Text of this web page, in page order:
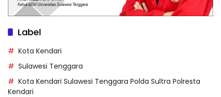
Label
Kota Kendari
Sulawesi Tenggara
Kota Kendari Sulawesi Tenggara Polda Sultra Polresta
Kendari